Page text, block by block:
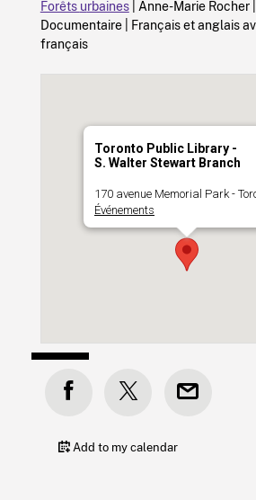
Forêts urbaines| Anne-Marie Rocher |
Documentaire | Français et anglais
français
Toronto Public Library -
S. Walter Stewart Branch
170 avenue Memorial Park -
Événements
Add to my calendar